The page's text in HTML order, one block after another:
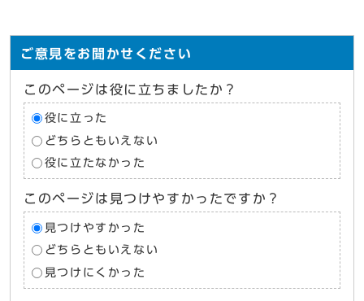
ご意見をお聞かせください
このページは役に立ちましたか？
役に立った
どちらともいえない
役に立たなかった
このページは見つけやすかったですか？
見つけやすかった
どちらともいえない
見つけにくかった